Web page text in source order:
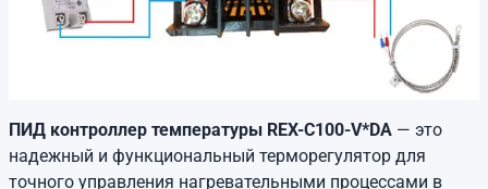
ПИД контроллер температуры REX-C100-V*DA — это
надежный и функциональный терморегулятор для
точного управления нагревательными процессами в